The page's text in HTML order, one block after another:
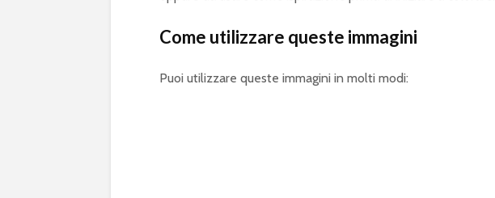
Come utilizzare queste immagini
Puoi utilizzare queste immagini in molti modi: